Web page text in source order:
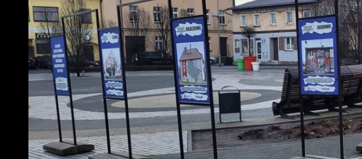
UTYLIZACJA ŚRODKÓW OCHRONY ROŚLIN